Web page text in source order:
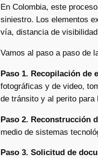
En Colombia, este
siniestro. Los elementos
vía, distancia de
Vamos al paso a paso de
Paso 1. Recopilación de
fotográficas y de video,
de tránsito y al perito para
Paso 2. Reconstrucción
medio de sistemas
Paso 3. Solicitud de